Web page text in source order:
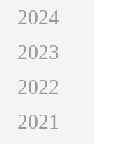
2024
2023
2022
2021